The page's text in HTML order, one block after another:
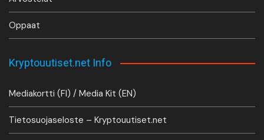
Oppaat
Kryptouutiset.net Info
Mediakortti (FI) / Media Kit (EN)
Tietosuojaseloste – Kryptouutiset.net